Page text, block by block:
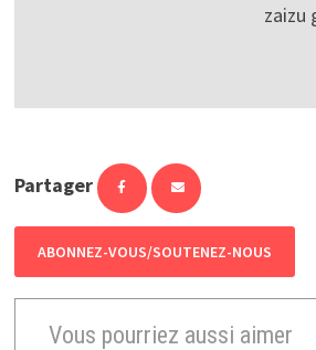
zaizu
Partager
ABONNEZ-VOUS/SOUTENEZ-NOUS
Vous pourriez aussi aimer